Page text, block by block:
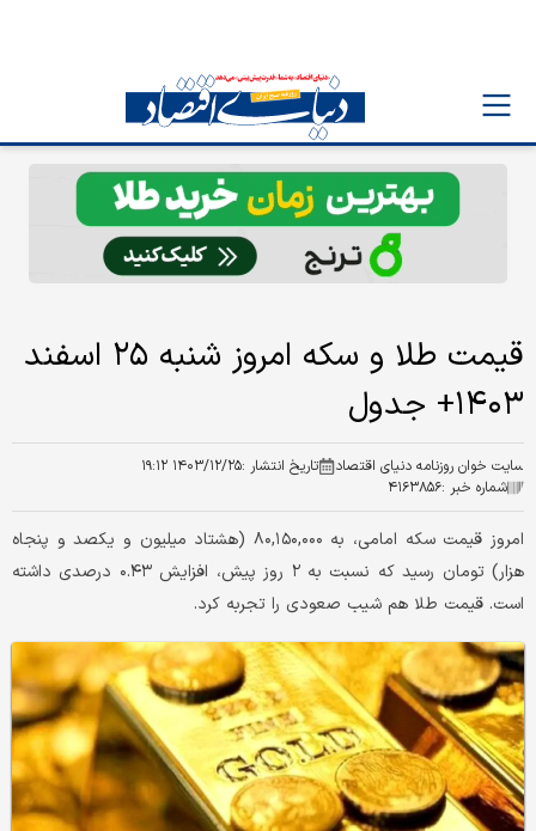
قیمت طلا و سکه امروز شنبه ۲۵ اسفند
۱۴۰۳+ جدول
سایت خوان روزنامه دنیای اقتصاد تاریخ انتشار :۱۴۰۳/۱۲/۲۵ ۱۹:۱۲
شماره خبر :۴۱۶۳۸۵۶
امروز قیمت سکه امامی، به ۸۰,۱۵۰,۰۰۰ (هشتاد میلیون و یکصد و پنجاه
هزار) تومان رسید که نسبت به ۲ روز پیش، افزایش ۰.۴۳ درصدی داشته
است. قیمت طلا هم شیب صعودی را تجربه کرد.